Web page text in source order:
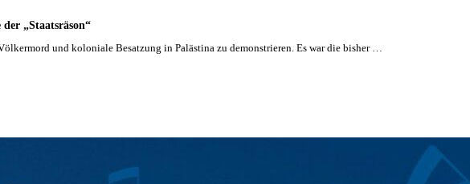
„Staatsräson“
und koloniale Besatzung in Palästina zu demonstrieren. Es war die bisher …